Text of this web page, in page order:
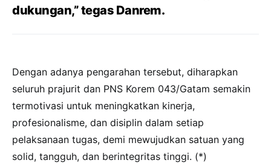
dukungan,” tegas Danrem.
Dengan adanya pengarahan tersebut, diharapkan
seluruh prajurit dan PNS Korem 043/Gatam semakin
termotivasi untuk meningkatkan kinerja,
profesionalisme, dan disiplin dalam setiap
pelaksanaan tugas, demi mewujudkan satuan yang
solid, tangguh, dan berintegritas tinggi. (*)